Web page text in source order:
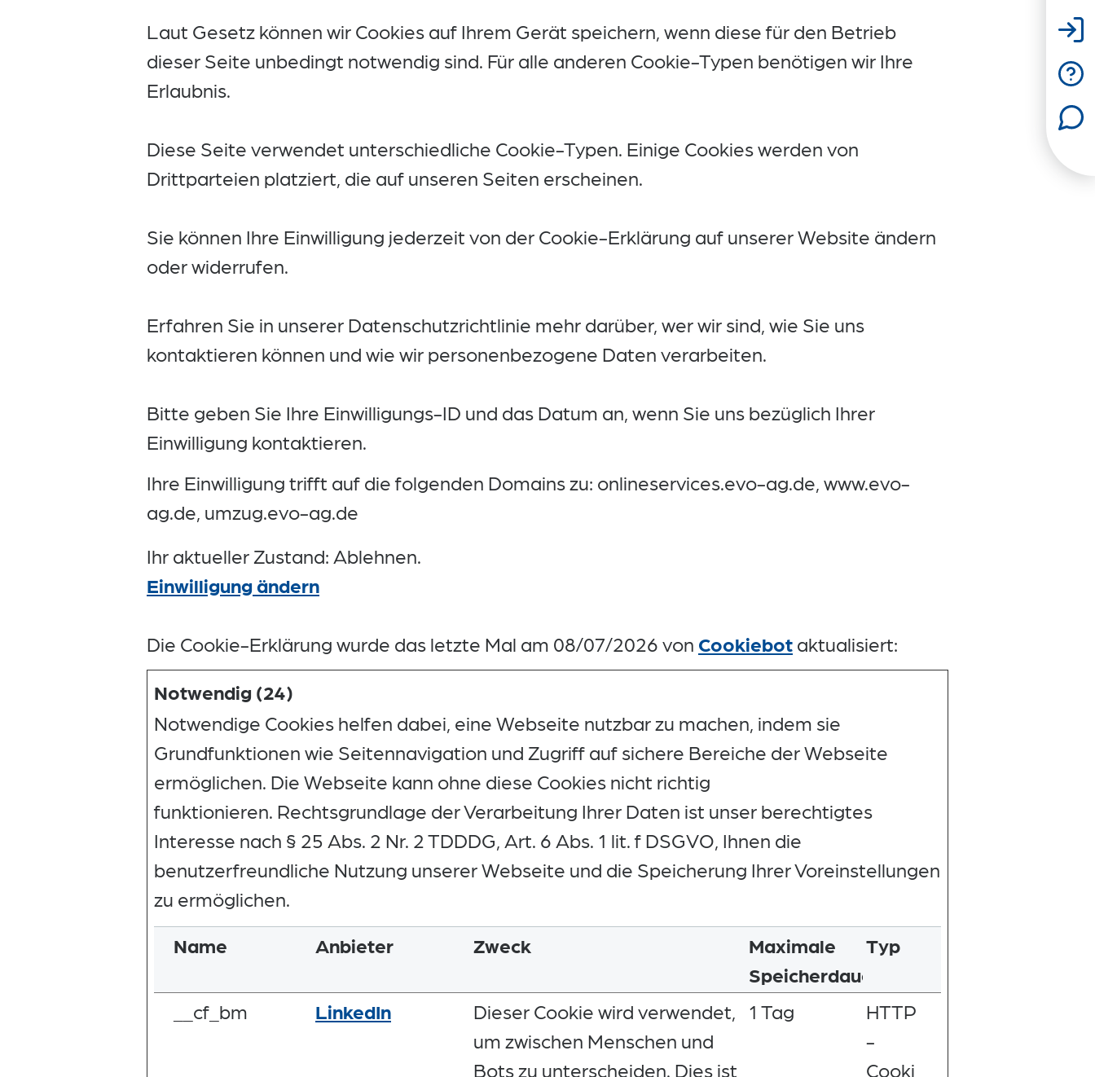
Laut Gesetz können wir Cookies auf Ihrem Gerät speichern, wenn diese für den Betrieb
dieser Seite unbedingt notwendig sind. Für alle anderen Cookie-Typen benötigen wir Ihre
Erlaubnis.
Diese Seite verwendet unterschiedliche Cookie-Typen. Einige Cookies werden von
Drittparteien platziert, die auf unseren Seiten erscheinen.
Sie können Ihre Einwilligung jederzeit von der Cookie-Erklärung auf unserer Website ändern
oder widerrufen.
Erfahren Sie in unserer Datenschutzrichtlinie mehr darüber, wer wir sind, wie Sie uns
kontaktieren können und wie wir personenbezogene Daten verarbeiten.
Bitte geben Sie Ihre Einwilligungs-ID und das Datum an, wenn Sie uns bezüglich Ihrer
Einwilligung kontaktieren.
Ihre Einwilligung trifft auf die folgenden Domains zu: onlineservices.evo-ag.de, www.evo-
ag.de, umzug.evo-ag.de
Ihr aktueller Zustand: Ablehnen.
Einwilligung ändern
Die Cookie-Erklärung wurde das letzte Mal am 08/07/2026 von Cookiebot aktualisiert:
Notwendig (24)
Notwendige Cookies helfen dabei, eine Webseite nutzbar zu machen, indem sie
Grundfunktionen wie Seitennavigation und Zugriff auf sichere Bereiche der Webseite
ermöglichen. Die Webseite kann ohne diese Cookies nicht richtig
funktionieren. Rechtsgrundlage der Verarbeitung Ihrer Daten ist unser berechtigtes
Interesse nach § 25 Abs. 2 Nr. 2 TDDDG, Art. 6 Abs. 1 lit. f DSGVO, Ihnen die
benutzerfreundliche Nutzung unserer Webseite und die Speicherung Ihrer Voreinstellungen
zu ermöglichen.
Name
Anbieter Zweck
Maximale
Speicherdauer
Typ
__cf_bm LinkedIn
Dieser Cookie wird verwendet,
um zwischen Menschen und
Bots zu unterscheiden. Dies ist
1 Tag
HTTP
-
Cooki